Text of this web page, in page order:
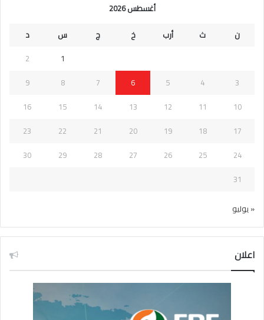
أغسطس 2026
ن
ث أرب خ ج س
د
1
2
3
4
5
6
7
8
9
10
11
12
13
14
15
16
17
18
19
20
21
22
23
24
25
26
27
28
29
30
31
« يوليو
اعلان